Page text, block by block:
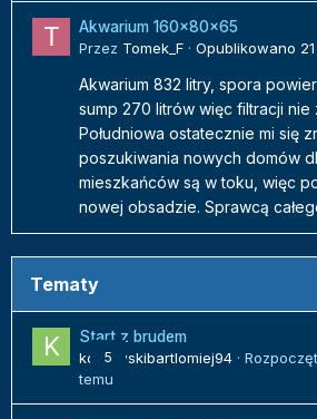
Akwarium 160x80x65
Przez Tomek_F · Opublikowano
Akwarium 832 litry, spora
sump 270 litrów więc filtracji nie
Południowa ostatecznie mi się
poszukiwania nowych domów
mieszkańców są w toku, więc
nowej obsadzie. Sprawcą
Tematy
5
Start z brudem
kozlowskibartlomiej94 ·
temu